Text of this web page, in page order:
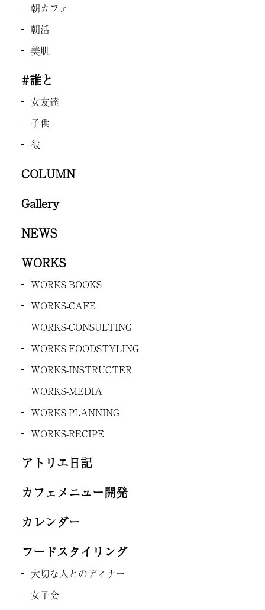
朝カフェ
朝活
美肌
#誰と
女友達
子供
彼
COLUMN
Gallery
NEWS
WORKS
WORKS-BOOKS
WORKS-CAFE
WORKS-CONSULTING
WORKS-FOODSTYLING
WORKS-INSTRUCTER
WORKS-MEDIA
WORKS-PLANNING
WORKS-RECIPE
アトリエ日記
カフェメニュー開発
カレンダー
フードスタイリング
大切な人とのディナー
女子会